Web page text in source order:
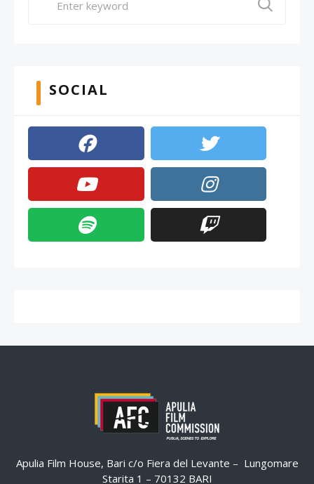
SOCIAL
Apulia Film House, Bari c/o Fiera del Levante – Lungomare
Starita 1 – 70132 BARI